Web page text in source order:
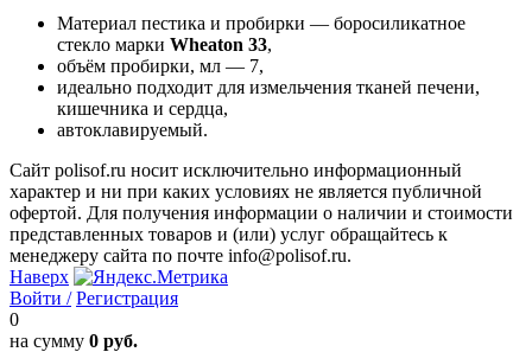
Материал пестика и пробирки — боросиликатное
стекло марки Wheaton 33,
объём пробирки, мл — 7,
идеально подходит для измельчения тканей печени,
кишечника и сердца,
автоклавируемый.
Сайт polisof.ru носит исключительно информационный
характер и ни при каких условиях не является публичной
офертой. Для получения информации о наличии и стоимости
представленных товаров и (или) услуг обращайтесь к
менеджеру сайта по почте info@polisof.ru.
Наверх
Войти / Регистрация
0
на сумму 0 руб.